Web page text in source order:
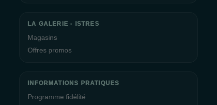
LA GALERIE - ISTRES
Magasins
Offres promos
INFORMATIONS PRATIQUES
Programme fidélité